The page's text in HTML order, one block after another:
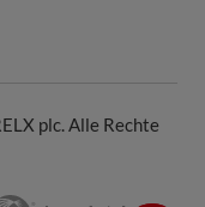
plc. Alle Rechte